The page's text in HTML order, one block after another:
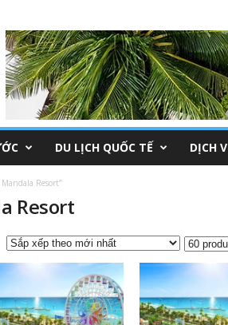
DU LỊCH QUỐC TẾ DỊCH
Resort”
Resort